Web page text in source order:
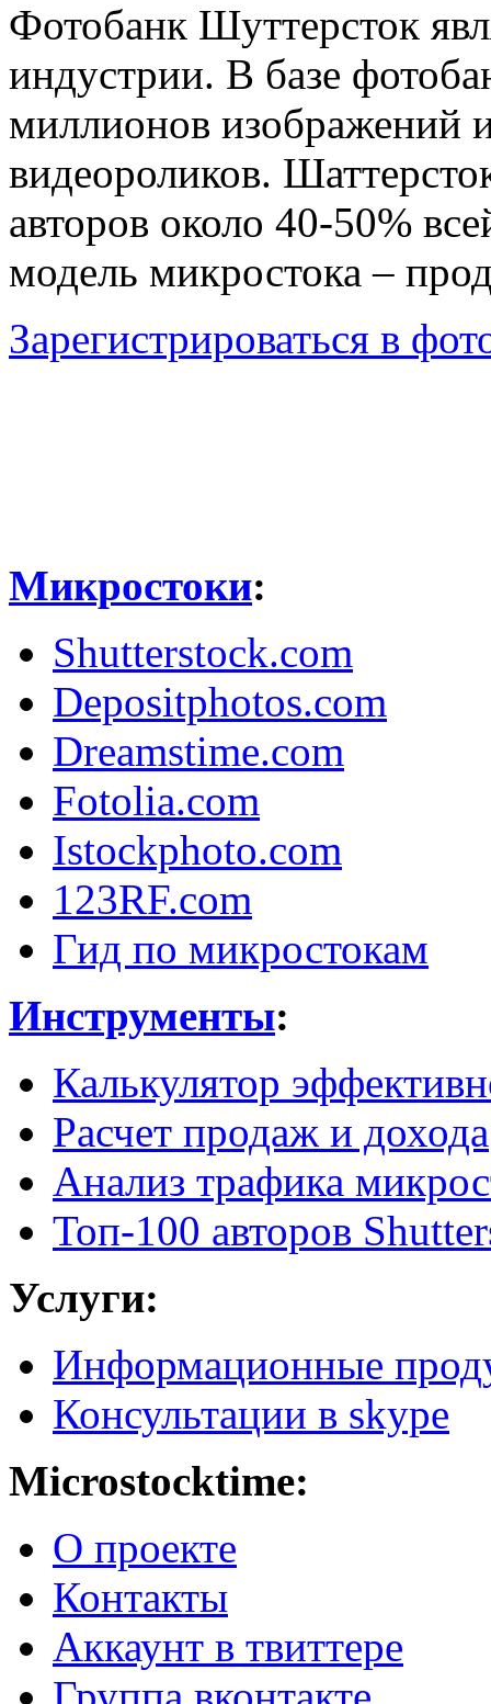
Фотобанк Шуттерсток
индустрии. В базе
миллионов изображений
видеороликов.
авторов около 40-50%
модель микростока –
Зарегистрироваться в
Микростоки:
Shutterstock.com
Depositphotos.com
Dreamstime.com
Fotolia.com
Istockphoto.com
123RF.com
Гид по микростокам
Инструменты:
Калькулятор
Расчет продаж и дохода
Анализ трафика
Топ-100 авторов
Услуги:
Информационные
Консультации в skype
Microstocktime:
О проекте
Контакты
Аккаунт в твиттере